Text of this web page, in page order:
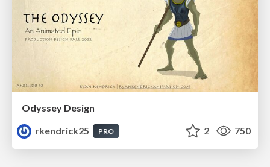
Odyssey Design
rkendrick25
PRO 2 750